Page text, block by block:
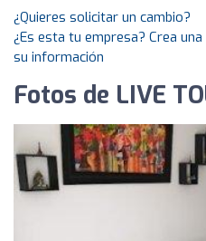
¿Quieres solicitar un cambio?
¿Es esta tu empresa? Crea
su información
Fotos de LIVE